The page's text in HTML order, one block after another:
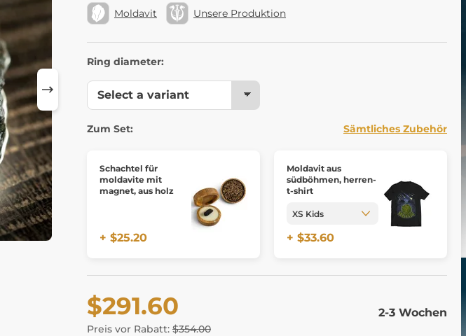
Moldavit Unsere Produktion
Ring diameter:
Zum Set: Sämtliches Zubehör
Schachtel für
moldavite mit
magnet, aus holz
+ $25.20
Moldavit aus
südböhmen, herren-
t-shirt
+ $33.60
$291.60
Preis vor Rabatt: $354.00
2-3 Wochen